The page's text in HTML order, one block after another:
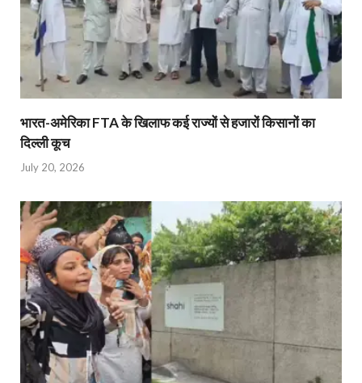
भारत-अमेरिका FTA के खिलाफ कई राज्यों से हजारों किसानों का
दिल्ली कूच
July 20, 2026